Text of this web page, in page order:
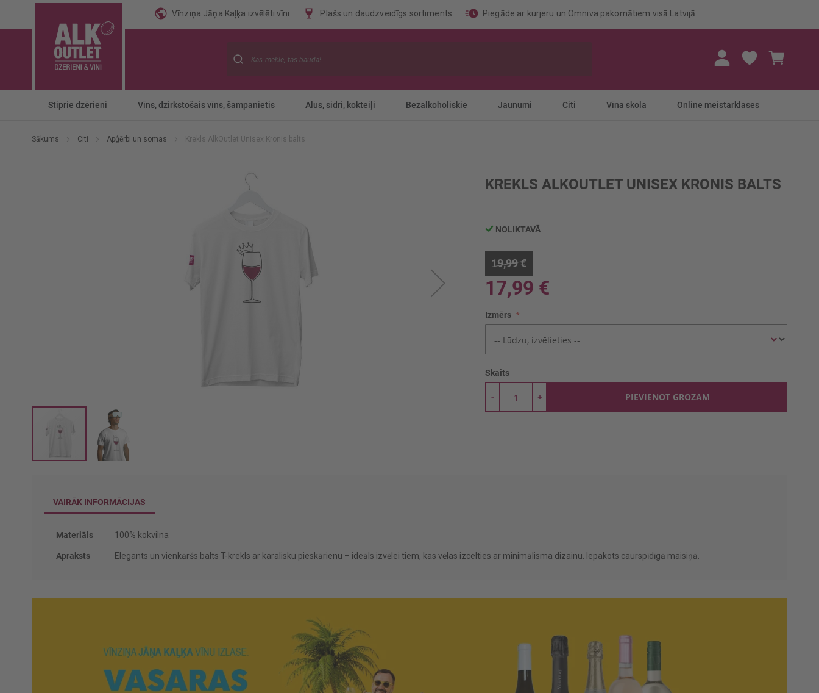
Vīnziņa Jāņa Kaļķa izvēlēti vīni Plašs un daudzveidīgs sortiments Piegāde ar kurjeru un Omniva pakomātiem visā Latvijā
Stiprie dzērieni Vīns, dzirkstošais vīns, šampanietis Alus, sidri, kokteiļi Bezalkoholiskie Jaunumi Citi Vīna skola Online meistarklases
Sākums Citi Apģērbi un somas Krekls AlkOutlet Unisex Kronis balts
KREKLS ALKOUTLET UNISEX KRONIS BALTS
sākumu
NOLIKTAVĀ
19,99 €
17,99 €
Izmērs
Skaits
+
- PIEVIENOT GROZAM
VAIRĀK INFORMĀCIJAS
Vairāk
Materiāls 100% kokvilna
Apraksts Elegants un vienkāršs balts T-krekls ar karalisku pieskārienu – ideāls izvēlei tiem, kas vēlas izcelties ar minimālisma dizainu. Iepakots caurspīdīgā maisiņā.